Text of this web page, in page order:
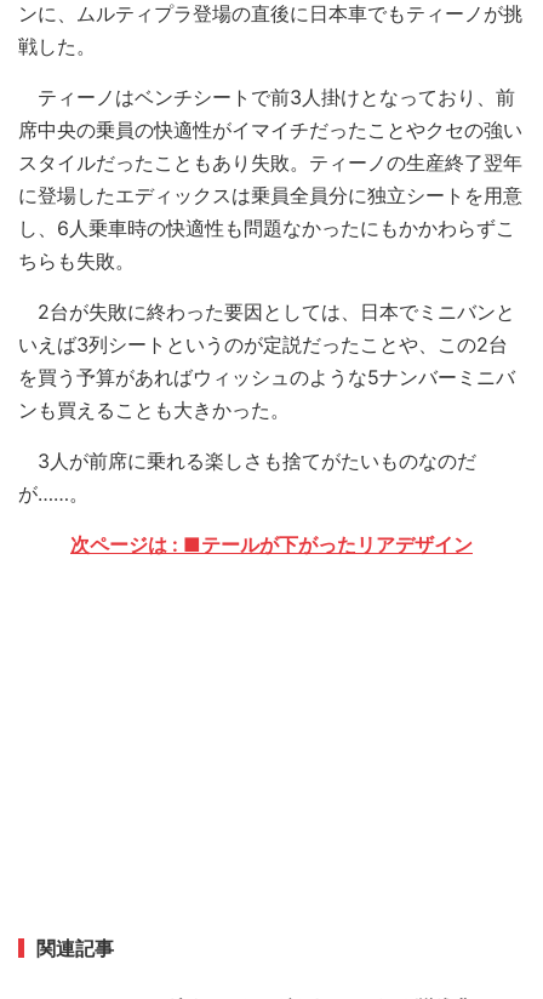
ンに、ムルティプラ登場の直後に日本車でもティーノが挑
戦した。
ティーノはベンチシートで前3人掛けとなっており、前
席中央の乗員の快適性がイマイチだったことやクセの強い
スタイルだったこともあり失敗。ティーノの生産終了翌年
に登場したエディックスは乗員全員分に独立シートを用意
し、6人乗車時の快適性も問題なかったにもかかわらずこ
ちらも失敗。
2台が失敗に終わった要因としては、日本でミニバンと
いえば3列シートというのが定説だったことや、この2台
を買う予算があればウィッシュのような5ナンバーミニバ
ンも買えることも大きかった。
3人が前席に乗れる楽しさも捨てがたいものなのだ
が……。
次ページは : ■テールが下がったリアデザイン
関連記事